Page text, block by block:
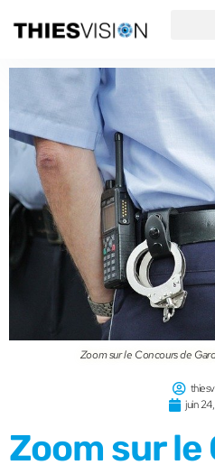
Zoom sur le Concours de
juin
Zoom sur